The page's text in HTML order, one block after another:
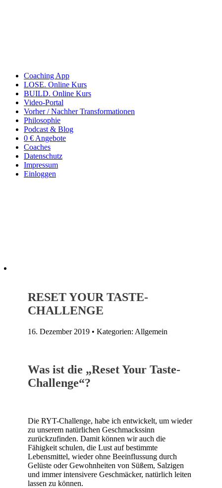
Coaching App
LOSE. Online Kurs
BUILD. Online Kurs
Video-Portal
Vorher / Nachher Transformationen
Philosophie
Podcast & Blog
0 € Angebote
Coaches
Datenschutz
Impressum
Einloggen
RESET YOUR TASTE-
CHALLENGE
16. Dezember 2019 • Kategorien: Allgemein
Was ist die „Reset Your Taste-
Challenge“?
Die RYT-Challenge, habe ich entwickelt, um wieder
zu unserem natürlichen Geschmackssinn
zurückzufinden. Damit können wir auch die
Fähigkeit schulen, die Lust auf bestimmte
Lebensmittel, wieder ohne Beeinflussung durch
Gelüste oder Gewohnheiten von Süßem, Salzigen
und immer intensivere Geschmäcker, natürlich leiten
lassen zu können.